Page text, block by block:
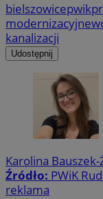
bielszowicepwik
modernizacyjne
kanalizacji
Udostępnij
Karolina
Źródło: PWiK
reklama